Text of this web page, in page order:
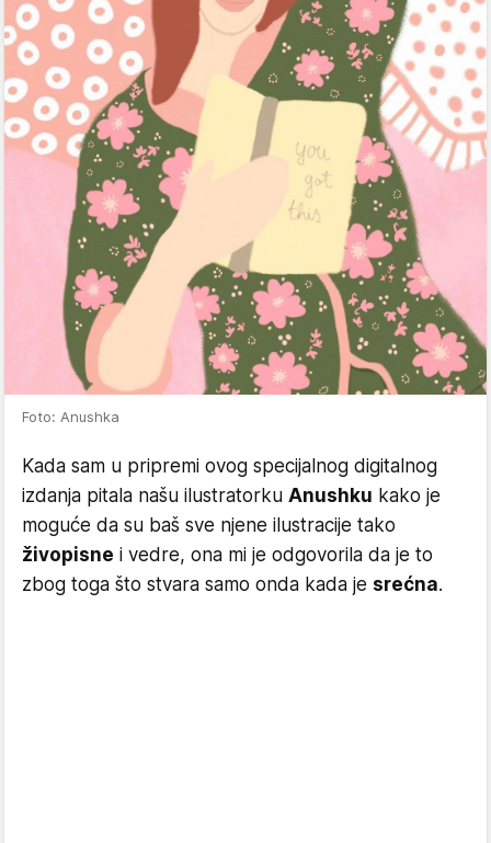
Foto: Anushka
Kada sam u pripremi ovog specijalnog digitalnog
izdanja pitala našu ilustratorku Anushku kako je
moguće da su baš sve njene ilustracije tako
živopisne i vedre, ona mi je odgovorila da je to
zbog toga što stvara samo onda kada je srećna.